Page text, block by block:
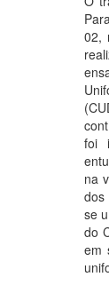
02,
foi
na
dos
se
do
em